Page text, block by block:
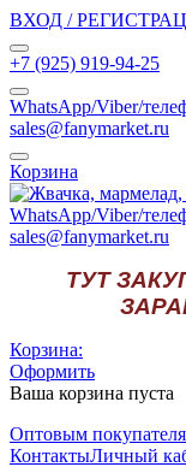
ВХОД /
+7 (925) 919-94-25
WhatsApp/Viber/
sales@fanymarket.ru
Корзина
WhatsApp/Viber/
sales@fanymarket.ru
ТУТ
Корзина:
Оформить
Ваша корзина пуста
Оптовым
КонтактыЛичный